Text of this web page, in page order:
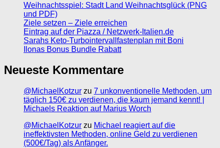
Weihnachtsspiel: Stadt Land Weihnachtsglück (PNG
und PDF)
Ziele setzen – Ziele erreichen
Eintrag auf der Piazza / Netzwerk-Italien.de
Sarahs Keto-Turbointervallfastenplan mit Boni
Ilonas Bonus Bundle Rabatt
Neueste Kommentare
@MichaelKotzur zu 7 unkonventionelle Methoden, um
täglich 150€ zu verdienen, die kaum jemand kennt! |
Michaels Reaktion auf Marius Worch
@MichaelKotzur zu Michael reagiert auf die
ineffektivsten Methoden, online Geld zu verdienen
(500€/Tag) als Anfänger.